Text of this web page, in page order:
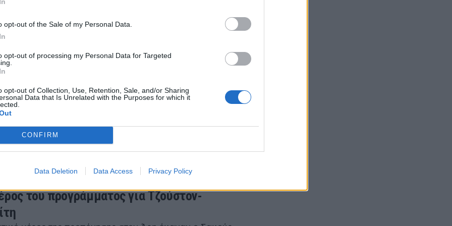
opt-out of the Sale of my Personal Data.
opt-out of processing my Personal Data for Targeted
opt-out of Collection, Use, Retention, Sale, and/or Sharing
Data that Is Unrelated with the Purposes for which it
CONFIRM
Data Deletion Data Access Privacy Policy
με τους «κυανόλευκους» να τον υποδέχονται καταλλήλως
22:45
για Ολυμπιακό ο Τζούστον
για το ματς με τον Ολυμπιακό ο Σακούρ Τζούστον
20:10
του προγράμματος για Τζούστον-